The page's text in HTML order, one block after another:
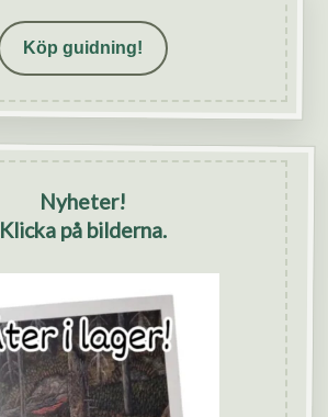
Köp guidning!
Nyheter!
Klicka på bilderna.